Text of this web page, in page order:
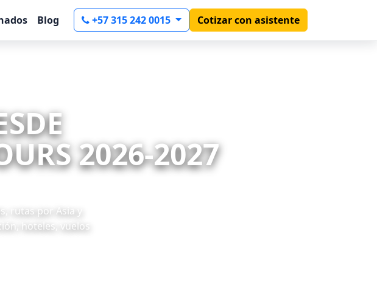
Blog +57 315 242 0015 Cotizar con asistente
2026-2027
rutas por Asia y
hoteles, vuelos